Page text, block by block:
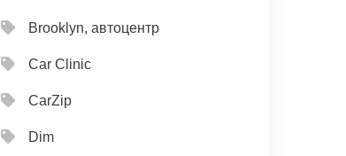
Brooklyn, автоцентр
Car Clinic
CarZip
Dim